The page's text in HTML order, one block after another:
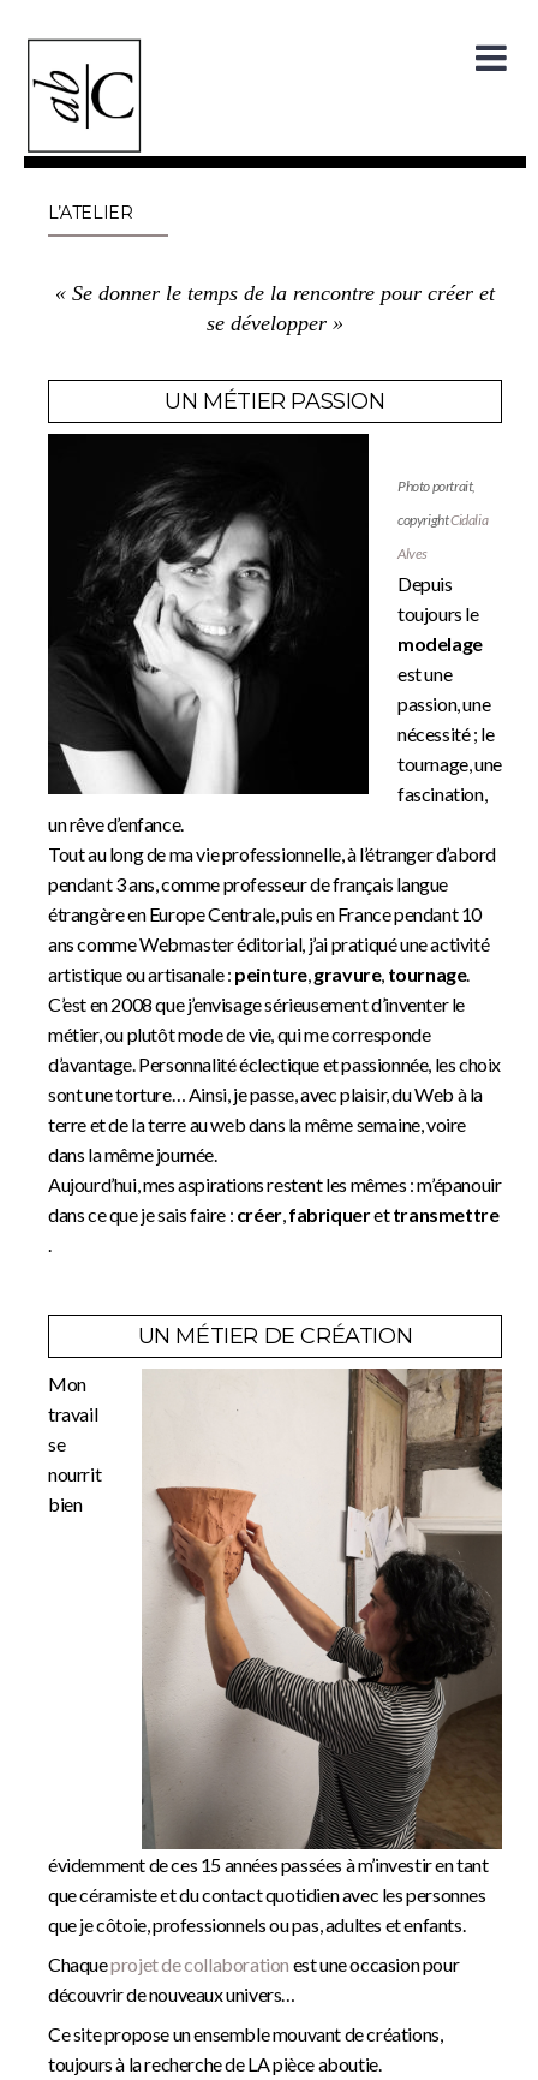
content
L’ATELIER
« Se donner le temps de la rencontre pour créer et
se développer »
UN MÉTIER PASSION
Photo portrait,
copyrightCidalia
Alves
Depuis
toujours le
modelage
est une
passion, une
nécessité ; le
tournage, une
fascination,
un rêve d’enfance.
Tout au long de ma vie professionnelle, à l’étranger d’abord
pendant 3 ans, comme professeur de français langue
étrangère en Europe Centrale, puis en France pendant 10
ans comme Webmaster éditorial, j’ai pratiqué une activité
artistique ou artisanale : peinture,gravure, tournage.
C’est en 2008 que j’envisage sérieusement d’inventer le
métier, ou plutôt mode de vie, qui me corresponde
d’avantage. Personnalité éclectique et passionnée, les choix
sont une torture… Ainsi, je passe, avec plaisir, du Web à la
terre et de la terre au web dans la même semaine, voire
dans la même journée.
Aujourd’hui, mes aspirations restent les mêmes : m’épanouir
dans ce que je sais faire : créer,fabriquerettransmettre
.
UN MÉTIER DE CRÉATION
Mon
travail
se
nourrit
bien
évidemment de ces 15 années passées à m’investir en tant
que céramiste et du contact quotidien avec les personnes
que je côtoie, professionnels ou pas, adultes et enfants.
Chaqueprojet de collaboration est une occasion pour
découvrir de nouveaux univers…
Ce site propose un ensemble mouvant de créations,
toujours à la recherche de LA pièce aboutie.